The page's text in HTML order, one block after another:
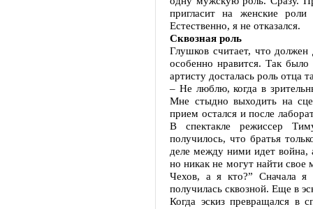
пригласит на женские
Естественно, я не отказался.
Сквозная роль
Глушков считает, что
особенно нравится. Так
артисту досталась роль отца
– Не люблю, когда в
Мне стыдно выходить на
прием остался и после
В спектакле режиссер
получилось, что братья
деле между ними идет война,
но никак не могут найти
Чехов, а я кто?” Сначала
получилась сквозной. Еще в
Когда эскиз превращался в